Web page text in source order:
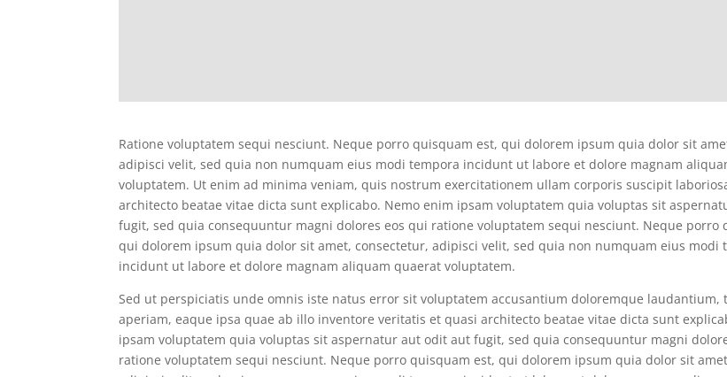
Ratione voluptatem sequi nesciunt. Neque porro quisquam est, qui dolorem ipsum quia dolor sit
adipisci velit, sed quia non numquam eius modi tempora incidunt ut labore et dolore magnam
voluptatem. Ut enim ad minima veniam, quis nostrum exercitationem ullam corporis suscipit
architecto beatae vitae dicta sunt explicabo. Nemo enim ipsam voluptatem quia voluptas sit
fugit, sed quia consequuntur magni dolores eos qui ratione voluptatem sequi nesciunt. Neque porro
qui dolorem ipsum quia dolor sit amet, consectetur, adipisci velit, sed quia non numquam eius modi
incidunt ut labore et dolore magnam aliquam quaerat voluptatem.
Sed ut perspiciatis unde omnis iste natus error sit voluptatem accusantium doloremque laudantium,
aperiam, eaque ipsa quae ab illo inventore veritatis et quasi architecto beatae vitae dicta sunt
ipsam voluptatem quia voluptas sit aspernatur aut odit aut fugit, sed quia consequuntur magni
ratione voluptatem sequi nesciunt. Neque porro quisquam est, qui dolorem ipsum quia dolor sit